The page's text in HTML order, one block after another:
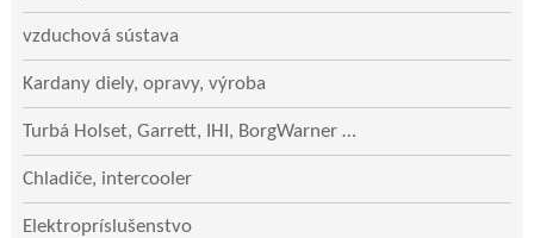
vzduchová sústava
Kardany diely, opravy, výroba
Turbá Holset, Garrett, IHI, BorgWarner …
Chladiče, intercooler
Elektropríslušenstvo